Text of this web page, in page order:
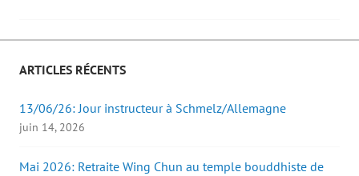
navigation
ARTICLES RÉCENTS
13/06/26: Jour instructeur à Schmelz/Allemagne
juin 14, 2026
Mai 2026: Retraite Wing Chun au temple bouddhiste de